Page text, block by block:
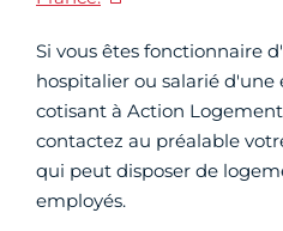
Si vous êtes fonctionnaire
hospitalier ou salarié d'une
cotisant à Action Logement
contactez au préalable
qui peut disposer de
employés.